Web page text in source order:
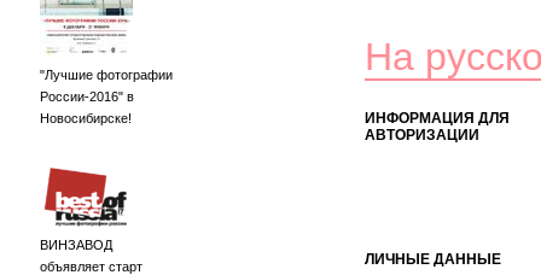
"Лучшие фотографии
России-2016" в
Новосибирске!
ВИНЗАВОД
объявляет старт
На
ИНФОРМАЦИЯ ДЛЯ
АВТОРИЗАЦИИ
ЛИЧНЫЕ ДАННЫЕ